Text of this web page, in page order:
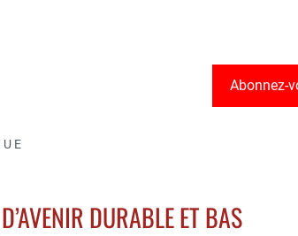
Abonnez-
DURABLE ET BAS